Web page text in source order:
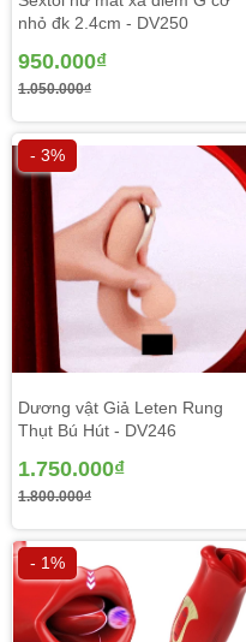
nhỏ đk 2.4cm - DV250
950.000₫
1.050.000₫
- 3%
Dương vật Giả Leten Rung
Thụt Bú Hút - DV246
1.750.000₫
1.800.000₫
- 1%